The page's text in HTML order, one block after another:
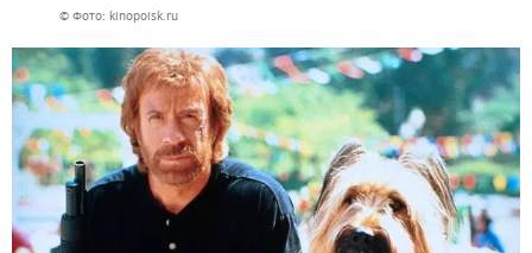
© Фото: kinopoisk.ru